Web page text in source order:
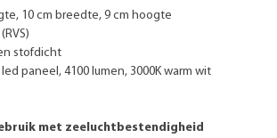
10 cm breedte, 9 cm hoogte
stofdicht
paneel, 4100 lumen, 3000K warm wit
met zeeluchtbestendigheid